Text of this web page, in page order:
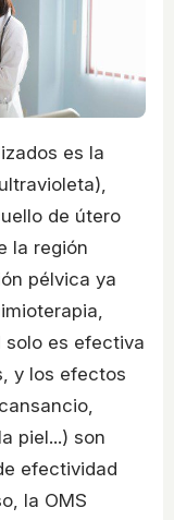
es la
de útero
la región
pélvica ya
solo es efectiva
y los efectos
piel...) son
efectividad
la OMS